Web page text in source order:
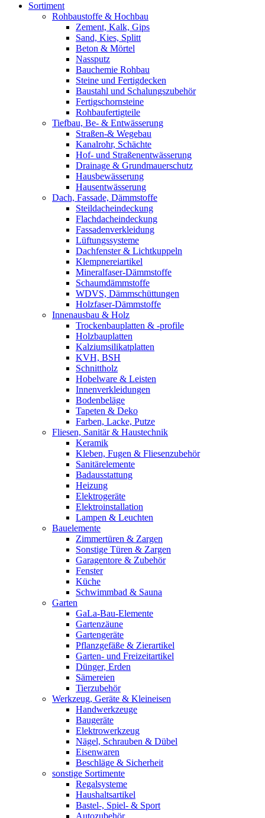
Sortiment
Rohbaustoffe & Hochbau
Zement, Kalk, Gips
Sand, Kies, Splitt
Beton & Mörtel
Nassputz
Bauchemie Rohbau
Steine und Fertigdecken
Baustahl und Schalungszubehör
Fertigschornsteine
Rohbaufertigteile
Tiefbau, Be- & Entwässerung
Straßen-& Wegebau
Kanalrohr, Schächte
Hof- und Straßenentwässerung
Drainage & Grundmauerschutz
Hausbewässerung
Hausentwässerung
Dach, Fassade, Dämmstoffe
Steildacheindeckung
Flachdacheindeckung
Fassadenverkleidung
Lüftungssysteme
Dachfenster & Lichtkuppeln
Klempnereiartikel
Mineralfaser-Dämmstoffe
Schaumdämmstoffe
WDVS, Dämmschüttungen
Holzfaser-Dämmstoffe
Innenausbau & Holz
Trockenbauplatten & -profile
Holzbauplatten
Kalziumsilikatplatten
KVH, BSH
Schnittholz
Hobelware & Leisten
Innenverkleidungen
Bodenbeläge
Tapeten & Deko
Farben, Lacke, Putze
Fliesen, Sanitär & Haustechnik
Keramik
Kleben, Fugen & Fliesenzubehör
Sanitärelemente
Badausstattung
Heizung
Elektrogeräte
Elektroinstallation
Lampen & Leuchten
Bauelemente
Zimmertüren & Zargen
Sonstige Türen & Zargen
Garagentore & Zubehör
Fenster
Küche
Schwimmbad & Sauna
Garten
GaLa-Bau-Elemente
Gartenzäune
Gartengeräte
Pflanzgefäße & Zierartikel
Garten- und Freizeitartikel
Dünger, Erden
Sämereien
Tierzubehör
Werkzeug, Geräte & Kleineisen
Handwerkzeuge
Baugeräte
Elektrowerkzeug
Nägel, Schrauben & Dübel
Eisenwaren
Beschläge & Sicherheit
sonstige Sortimente
Regalsysteme
Haushaltsartikel
Bastel-, Spiel- & Sport
Autozubehör